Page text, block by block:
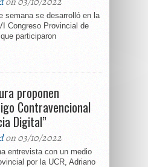
semana se desarrolló en la
Congreso Provincial de
participaron
proponen
Contravencional
Digital”
on 03/10/2022
entrevista con un medio
por la UCR, Adriano